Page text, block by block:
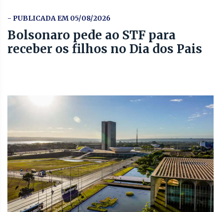
- PUBLICADA EM 05/08/2026
Bolsonaro pede ao STF para
receber os filhos no Dia dos Pais